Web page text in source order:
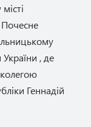
, де
Геннадій